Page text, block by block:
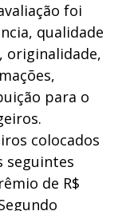
foi
qualidade
originalidade,
para o
colocados
seguintes
de R$